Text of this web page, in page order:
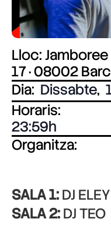
Lloc: Jamboree
17 · 08002
Dia: Dissabte,
Horaris:
23:59
Organitza:
SALA 1:DJ
SALA 2:DJ TEO